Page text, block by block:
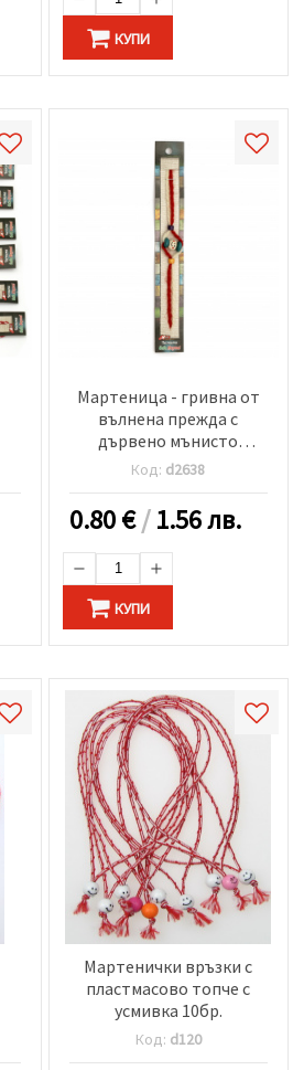
КУПИ
Мартеница - гривна от
вълнена прежда с
дървено мънисто
усмивка
Код: d2638
0.80€/1.56 лв.
КУПИ
Мартенички връзки с
пластмасово топче с
усмивка 10бр.
Код: d120